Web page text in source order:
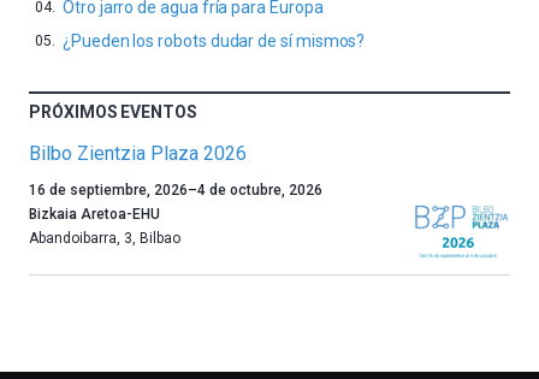
Otro jarro de agua fría para Europa
¿Pueden los robots dudar de sí mismos?
PRÓXIMOS EVENTOS
Bilbo Zientzia Plaza 2026
Un
año
más,
16 de septiembre, 2026–4 de octubre, 2026
Bizkaia Aretoa-EHU
Abandoibarra, 3, Bilbao